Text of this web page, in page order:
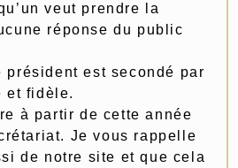
veut prendre la
réponse du public
président est secondé par
et fidèle.
à partir de cette année
Je vous rappelle
de notre site et que cela